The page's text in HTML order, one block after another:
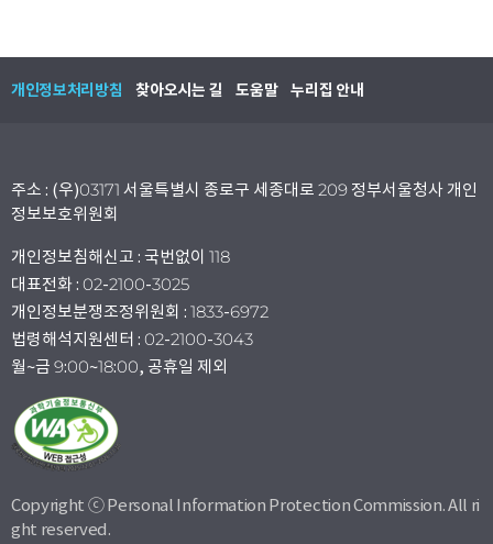
개인정보처리방침 찾아오시는 길 도움말 누리집 안내
주소 : (우)03171 서울특별시 종로구 세종대로 209 정부서울청사 개인
정보보호위원회
개인정보침해신고 : 국번없이 118
대표전화 : 02-2100-3025
개인정보분쟁조정위원회 : 1833-6972
법령해석지원센터 : 02-2100-3043
월~금 9:00~18:00, 공휴일 제외
Copyright ⓒ Personal Information Protection Commission. All ri
ght reserved.